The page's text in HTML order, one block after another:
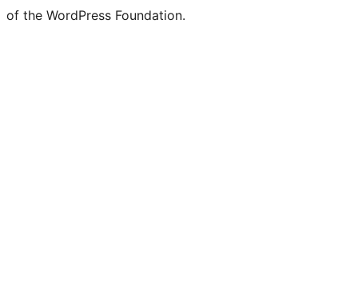
of the WordPress Foundation.